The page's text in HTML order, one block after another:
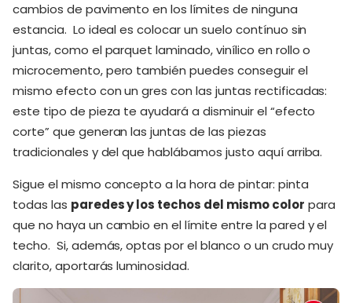
cambios de pavimento en los límites de ninguna
estancia. Lo ideal es colocar un suelo contínuo sin
juntas, como el parquet laminado, vinílico en rollo o
microcemento, pero también puedes conseguir el
mismo efecto con un gres con las juntas rectificadas:
este tipo de pieza te ayudará a disminuir el “efecto
corte” que generan las juntas de las piezas
tradicionales y del que hablábamos justo aquí arriba.
Sigue el mismo concepto a la hora de pintar: pinta
todas las paredes y los techos del mismo color para
que no haya un cambio en el límite entre la pared y el
techo. Si, además, optas por el blanco o un crudo muy
clarito, aportarás luminosidad.